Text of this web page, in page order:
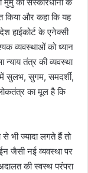
मुर्मु का संस्कारधानी के
किया और कहा कि यह
हाईकोर्ट के एनेक्सी
व्यवस्थाओं को ध्यान
न्याय तंत्र की व्यवस्था
में सुलभ, सुगम, समदर्शी,
का मूल है कि
भी ज्यादा लगते हैं तो
जैसी नई व्यवस्था पर
की स्वस्थ परंपरा